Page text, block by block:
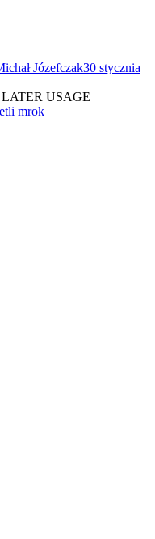
Józefczak30 stycznia
USAGE
mrok